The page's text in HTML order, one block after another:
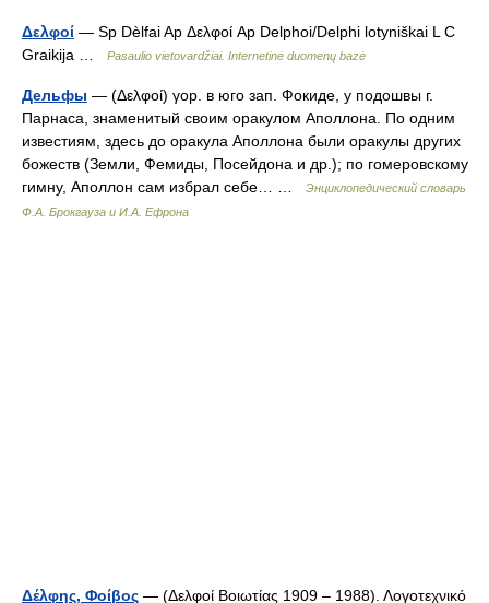
Δελφοί — Sp Dèlfai Ap Δελφοί Ap Delphoi/Delphi lotyniškai L C
Graikija …
Pasaulio vietovardžiai. Internetinė duomenų bazė
Дельфы — (Δελφοί) γор. в юго зап. Фокиде, у подошвы г.
Парнаса, знаменитый своим оракулом Аполлона. По одним
известиям, здесь до оракула Аполлона были оракулы других
божеств (Земли, Фемиды, Посейдона и др.); по гомеровскому
гимну, Аполлон сам избрал себе… …
Энциклопедический словарь
Ф.А. Брокгауза и И.А. Ефрона
Δέλφης, Φοίβος — (Δελφοί Βοιωτίας 1909 – 1988). Λογοτεχνικό